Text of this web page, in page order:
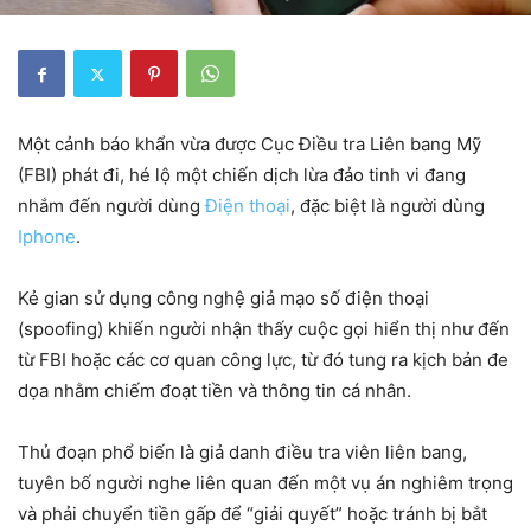
Một cảnh báo khẩn vừa được Cục Điều tra Liên bang Mỹ
(FBI) phát đi, hé lộ một chiến dịch lừa đảo tinh vi đang
nhắm đến người dùngĐiện thoại, đặc biệt là người dùng
Iphone.
Kẻ gian sử dụng công nghệ giả mạo số điện thoại
(spoofing) khiến người nhận thấy cuộc gọi hiển thị như đến
từ FBI hoặc các cơ quan công lực, từ đó tung ra kịch bản đe
dọa nhằm chiếm đoạt tiền và thông tin cá nhân.
Thủ đoạn phổ biến là giả danh điều tra viên liên bang,
tuyên bố người nghe liên quan đến một vụ án nghiêm trọng
và phải chuyển tiền gấp để “giải quyết” hoặc tránh bị bắt